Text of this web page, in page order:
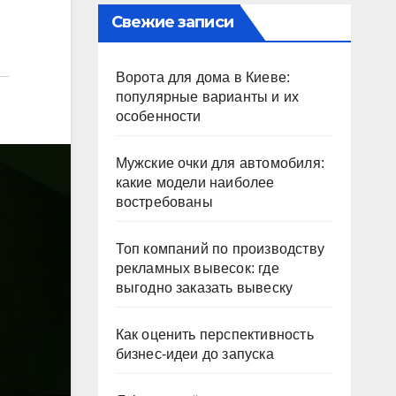
Свежие записи
Ворота для дома в Киеве:
популярные варианты и их
особенности
Мужские очки для автомобиля:
какие модели наиболее
востребованы
Топ компаний по производству
рекламных вывесок: где
выгодно заказать вывеску
Как оценить перспективность
бизнес-идеи до запуска